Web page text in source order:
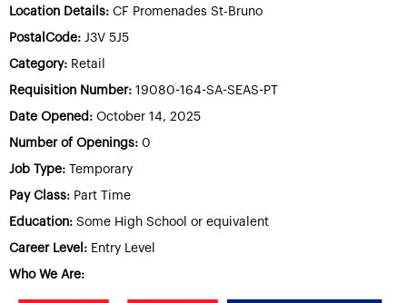
Location Details: CF Promenades St-Bruno
PostalCode: J3V 5J5
Category: Retail
Requisition Number: 19080-164-SA-SEAS-PT
Date Opened: October 14, 2025
Number of Openings: 0
Job Type: Temporary
Pay Class: Part Time
Education: Some High School or equivalent
Career Level: Entry Level
Who We Are: